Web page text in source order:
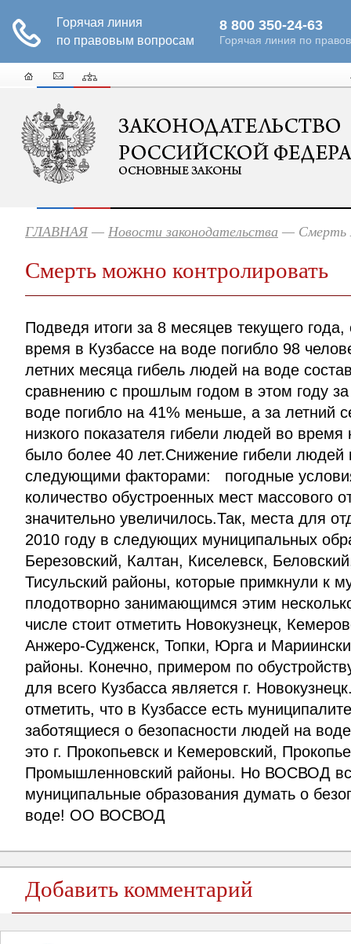
ГЛАВНАЯ— Новости законодательства — Смерть
Смерть можно контролировать
Подведя итоги за 8 месяцев текущего
время в Кузбассе на воде погибло 98
летних месяца гибель людей на воде
сравнению с прошлым годом в этом году
воде погибло на 41% меньше, а за летний
низкого показателя гибели людей во время
было более 40 лет.Снижение гибели людей
следующими факторами: погодные
количество обустроенных мест массового
значительно увеличилось.Так, места для
2010 году в следующих муниципальных
Березовский, Калтан, Киселевск,
Тисульский районы, которые примкнули к
плодотворно занимающимся этим
числе стоит отметить Новокузнецк,
Анжеро-Судженск, Топки, Юрга и
районы. Конечно, примером по
для всего Кузбасса является г.
отметить, что в Кузбассе есть
заботящиеся о безопасности людей на
это г. Прокопьевск и Кемеровский,
Промышленновский районы. Но ВОСВОД
муниципальные образования думать о
воде! ОО ВОСВОД
Добавить комментарий